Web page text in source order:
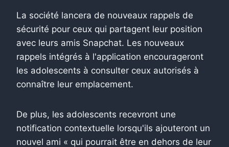
La société lancera de nouveaux rappels de
sécurité pour ceux qui partagent leur position
avec leurs amis Snapchat. Les nouveaux
rappels intégrés à l'application encourageront
les adolescents à consulter ceux autorisés à
connaître leur emplacement.
De plus, les adolescents recevront une
notification contextuelle lorsqu'ils ajouteront un
nouvel ami « qui pourrait être en dehors de leur